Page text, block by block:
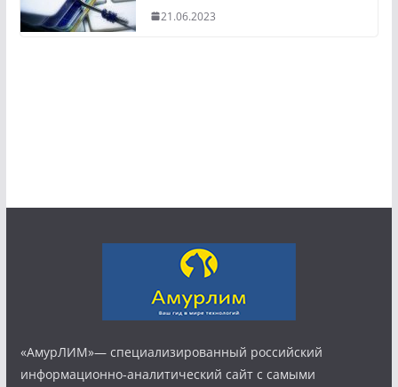
21.06.2023
«АмурЛИМ»— специализированный российский
информационно-аналитический сайт с самыми